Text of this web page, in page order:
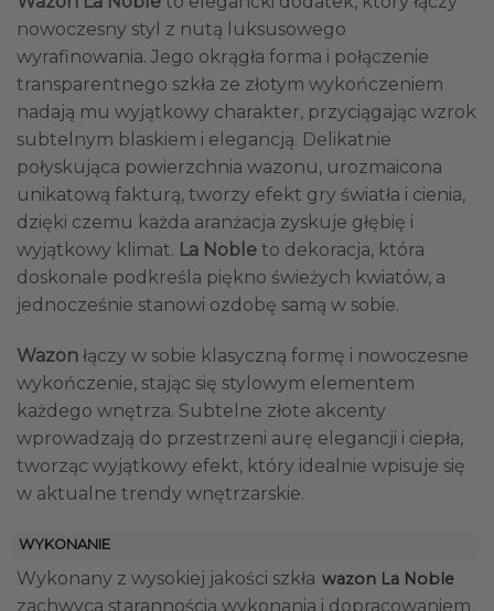
nowoczesny styl z nutą luksusowego
wyrafinowania. Jego okrągła forma i połączenie
transparentnego szkła ze złotym wykończeniem
nadają mu wyjątkowy charakter, przyciągając wzrok
subtelnym blaskiem i elegancją. Delikatnie
połyskująca powierzchnia wazonu, urozmaicona
unikatową fakturą, tworzy efekt gry światła i cienia,
dzięki czemu każda aranżacja zyskuje głębię i
wyjątkowy klimat. La Noble to dekoracja, która
doskonale podkreśla piękno świeżych kwiatów, a
jednocześnie stanowi ozdobę samą w sobie.
Wazon łączy w sobie klasyczną formę i nowoczesne
wykończenie, stając się stylowym elementem
każdego wnętrza. Subtelne złote akcenty
wprowadzają do przestrzeni aurę elegancji i ciepła,
tworząc wyjątkowy efekt, który idealnie wpisuje się
w aktualne trendy wnętrzarskie.
WYKONANIE
Wykonany z wysokiej jakości szkła wazon La Noble
zachwyca starannością wykonania i dopracowaniem